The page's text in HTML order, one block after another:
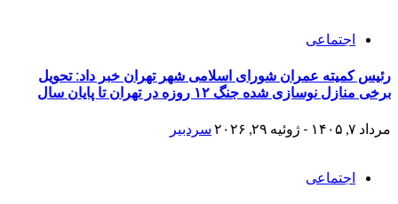
اجتماعی
رئیس کمیته عمران شورای اسلامی شهر تهران خبر داد: تحویل
برخی منازل نوسازی شده جنگ ۱۲ روزه در تهران تا پایان سال
مرداد ۷, ۱۴۰۵ - ژوئیه ۲۹, ۲۰۲۶ سردبیر
اجتماعی